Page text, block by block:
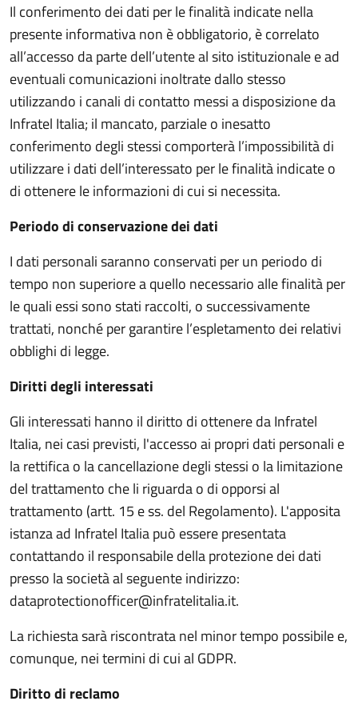
Il conferimento dei dati per le finalità indicate nella
presente informativa non è obbligatorio, è correlato
all’accesso da parte dell’utente al sito istituzionale e ad
eventuali comunicazioni inoltrate dallo stesso
utilizzando i canali di contatto messi a disposizione da
Infratel Italia; il mancato, parziale o inesatto
conferimento degli stessi comporterà l’impossibilità di
utilizzare i dati dell’interessato per le finalità indicate o
di ottenere le informazioni di cui si necessita.
Periodo di conservazione dei dati
I dati personali saranno conservati per un periodo di
tempo non superiore a quello necessario alle finalità per
le quali essi sono stati raccolti, o successivamente
trattati, nonché per garantire l’espletamento dei relativi
obblighi di legge.
Diritti degli interessati
Gli interessati hanno il diritto di ottenere da Infratel
Italia, nei casi previsti, l'accesso ai propri dati personali e
la rettifica o la cancellazione degli stessi o la limitazione
del trattamento che li riguarda o di opporsi al
trattamento (artt. 15 e ss. del Regolamento). L'apposita
istanza ad Infratel Italia può essere presentata
contattando il responsabile della protezione dei dati
presso la società al seguente indirizzo:
dataprotectionofficer@infratelitalia.it.
La richiesta sarà riscontrata nel minor tempo possibile e,
comunque, nei termini di cui al GDPR.
Diritto di reclamo